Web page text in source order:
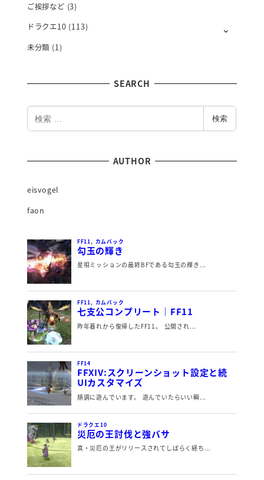
ご挨拶など (3)
ドラクエ10 (113)
未分類 (1)
SEARCH
検
検索
AUTHOR
eisvogel
faon